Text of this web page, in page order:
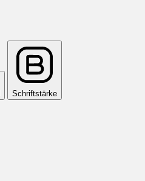
Schriftstärke